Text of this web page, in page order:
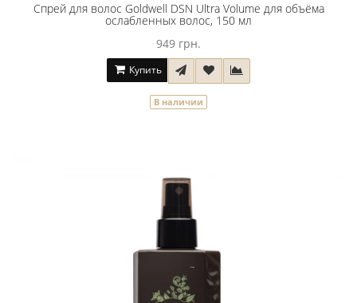
Спрей для волос Goldwell DSN Ultra Volume для объёма
ослабленных волос, 150 мл
949 грн.
Купить
В наличии